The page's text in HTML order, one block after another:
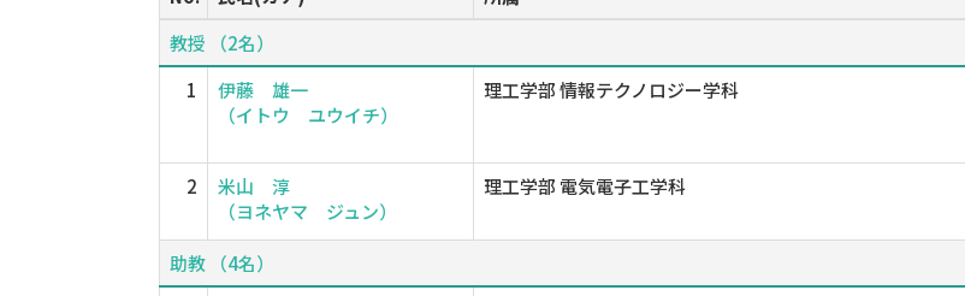
教授 （2名）
1
伊藤 雄一
（イトウ ユウイチ）
理工学部 情報テクノロジー学科
2
米山 淳
（ヨネヤマ ジュン）
理工学部 電気電子工学科
助教 （4名）